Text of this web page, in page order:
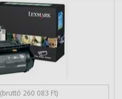
(bruttó 260 083 Ft)